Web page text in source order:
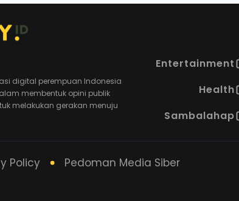
digital perempuan Indonesia
membentuk opini publik
melakukan gerakan menuju
Entertainment
Health
Sambalahap
Policy
Pedoman Media Siber